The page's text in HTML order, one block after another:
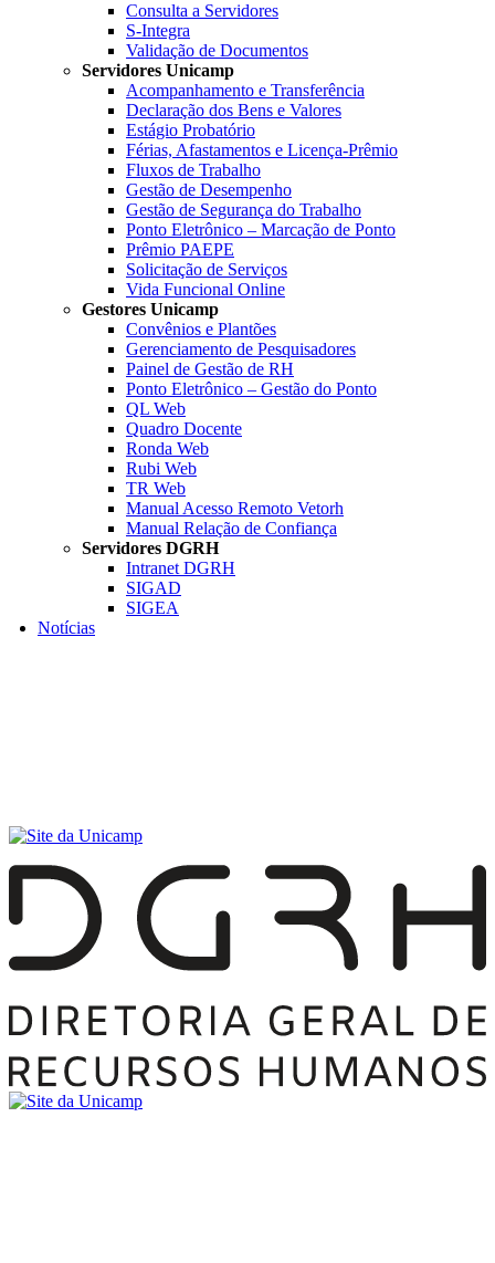
Consulta a Servidores
S-Integra
Validação de Documentos
Servidores Unicamp
Acompanhamento e Transferência
Declaração dos Bens e Valores
Estágio Probatório
Férias, Afastamentos e Licença-Prêmio
Fluxos de Trabalho
Gestão de Desempenho
Gestão de Segurança do Trabalho
Ponto Eletrônico – Marcação de Ponto
Prêmio PAEPE
Solicitação de Serviços
Vida Funcional Online
Gestores Unicamp
Convênios e Plantões
Gerenciamento de Pesquisadores
Painel de Gestão de RH
Ponto Eletrônico – Gestão do Ponto
QL Web
Quadro Docente
Ronda Web
Rubi Web
TR Web
Manual Acesso Remoto Vetorh
Manual Relação de Confiança
Servidores DGRH
Intranet DGRH
SIGAD
SIGEA
Notícias